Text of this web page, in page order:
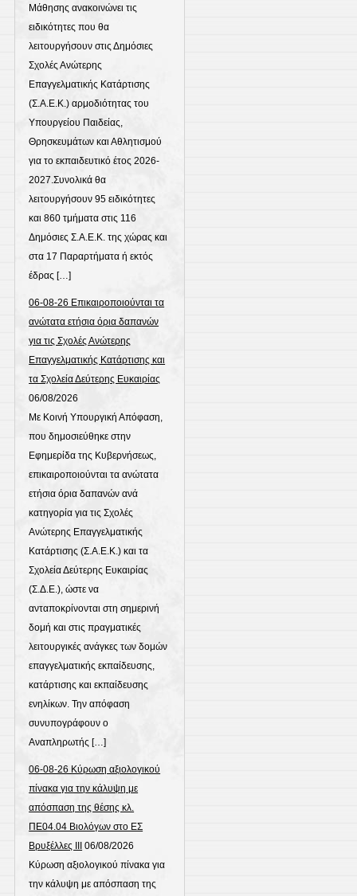
Μάθησης ανακοινώνει τις
ειδικότητες που θα
λειτουργήσουν στις Δημόσιες
Σχολές Ανώτερης
Επαγγελματικής Κατάρτισης
(Σ.Α.Ε.Κ.) αρμοδιότητας του
Υπουργείου Παιδείας,
Θρησκευμάτων και Αθλητισμού
για το εκπαιδευτικό έτος 2026-
2027.Συνολικά θα
λειτουργήσουν 95 ειδικότητες
και 860 τμήματα στις 116
Δημόσιες Σ.Α.Ε.Κ. της χώρας και
στα 17 Παραρτήματα ή εκτός
έδρας […]
06-08-26 Επικαιροποιούνται τα
ανώτατα ετήσια όρια δαπανών
για τις Σχολές Ανώτερης
Επαγγελματικής Κατάρτισης και
τα Σχολεία Δεύτερης Ευκαιρίας
06/08/2026
Με Κοινή Υπουργική Απόφαση,
που δημοσιεύθηκε στην
Εφημερίδα της Κυβερνήσεως,
επικαιροποιούνται τα ανώτατα
ετήσια όρια δαπανών ανά
κατηγορία για τις Σχολές
Ανώτερης Επαγγελματικής
Κατάρτισης (Σ.Α.Ε.Κ.) και τα
Σχολεία Δεύτερης Ευκαιρίας
(Σ.Δ.Ε.), ώστε να
ανταποκρίνονται στη σημερινή
δομή και στις πραγματικές
λειτουργικές ανάγκες των δομών
επαγγελματικής εκπαίδευσης,
κατάρτισης και εκπαίδευσης
ενηλίκων. Την απόφαση
συνυπογράφουν ο
Αναπληρωτής […]
06-08-26 Κύρωση αξιολογικού
πίνακα για την κάλυψη με
απόσπαση της θέσης κλ.
ΠΕ04.04 Βιολόγων στο ΕΣ
Βρυξέλλες ΙΙΙ 06/08/2026
Κύρωση αξιολογικού πίνακα για
την κάλυψη με απόσπαση της